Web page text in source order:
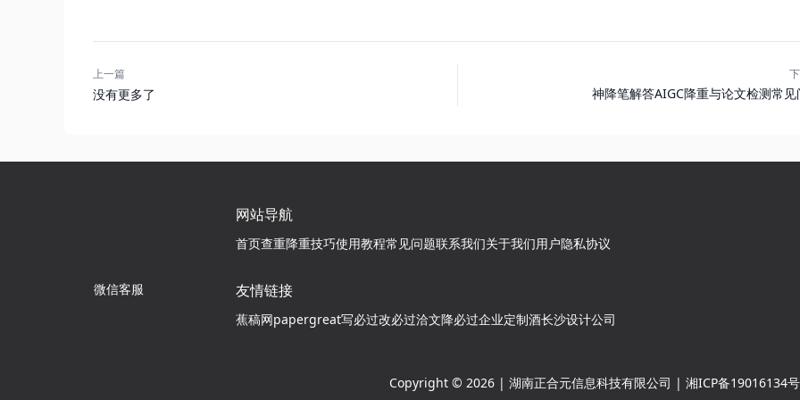
上一篇
没有更多了 神降笔解答AIGC降重与论文检测常见
微信客服
网站导航
首页查重降重技巧使用教程常见问题联系我们关于我们用户隐私协议
友情链接
蕉稿网papergreat写必过改必过洽文降必过企业定制酒长沙设计公司
Copyright © 2026 | 湖南正合元信息科技有限公司 | 湘ICP备19016134